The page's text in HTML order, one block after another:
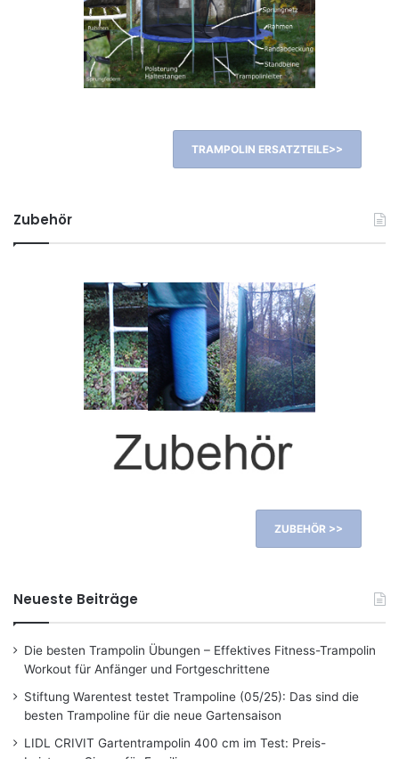
TRAMPOLIN ERSATZTEILE>>
Zubehör
ZUBEHÖR >>
Neueste Beiträge
Die besten Trampolin Übungen – Effektives Fitness-Trampolin
Workout für Anfänger und Fortgeschrittene
Stiftung Warentest testet Trampoline (05/25): Das sind die
besten Trampoline für die neue Gartensaison
LIDL CRIVIT Gartentrampolin 400 cm im Test: Preis-